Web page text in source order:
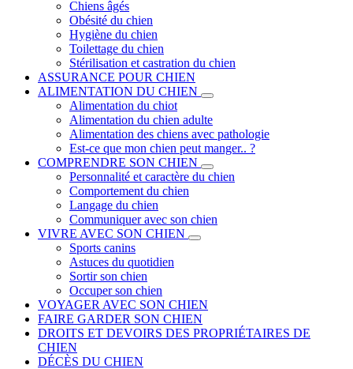
Chiens âgés
Obésité du chien
Hygiène du chien
Toilettage du chien
Stérilisation et castration du chien
ASSURANCE POUR CHIEN
ALIMENTATION DU CHIEN
Alimentation du chiot
Alimentation du chien adulte
Alimentation des chiens avec pathologie
Est-ce que mon chien peut manger.. ?
COMPRENDRE SON CHIEN
Personnalité et caractère du chien
Comportement du chien
Langage du chien
Communiquer avec son chien
VIVRE AVEC SON CHIEN
Sports canins
Astuces du quotidien
Sortir son chien
Occuper son chien
VOYAGER AVEC SON CHIEN
FAIRE GARDER SON CHIEN
DROITS ET DEVOIRS DES PROPRIÉTAIRES DE
CHIEN
DÉCÈS DU CHIEN